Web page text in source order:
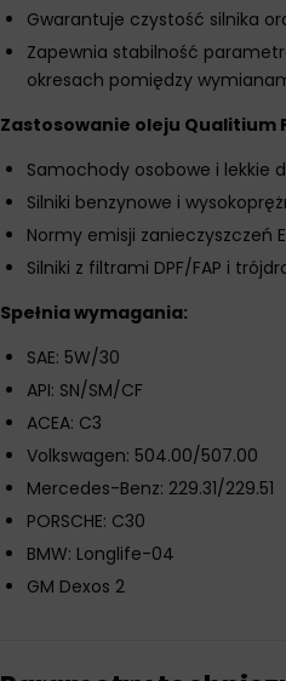
Gwarantuje czystość silnika
Zapewnia stabilność
okresach pomiędzy
Zastosowanie oleju Qualitium
Samochody osobowe i lekkie
Silniki benzynowe i
Normy emisji zanieczyszczeń
Silniki z filtrami DPF/FAP i
Spełnia wymagania:
SAE: 5W/30
API: SN/SM/CF
ACEA: C3
Volkswagen: 504.00/507.00
Mercedes-Benz: 229.31/229.51
PORSCHE: C30
BMW: Longlife-04
GM Dexos 2